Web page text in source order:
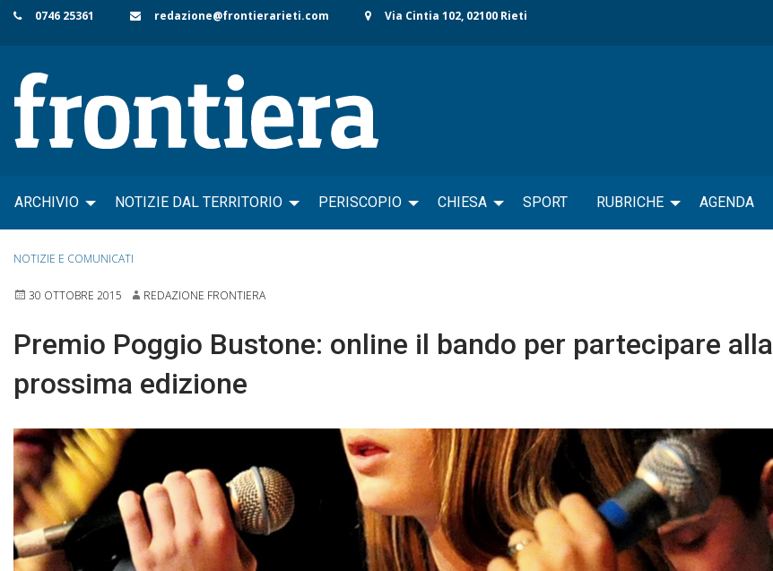
Skip
content
0746 25361 redazione@frontierarieti.com Via Cintia 102, 02100 Rieti
ARCHIVIO NOTIZIE DAL TERRITORIO PERISCOPIO CHIESA SPORT RUBRICHE AGENDA
NOTIZIE E COMUNICATI
30 OTTOBRE 2015 REDAZIONE FRONTIERA
Premio Poggio Bustone: online il bando per partecipare alla
prossima edizione